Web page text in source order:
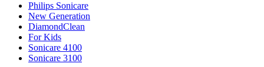
Philips Sonicare
New Generation
DiamondClean
For Kids
Sonicare 4100
Sonicare 3100